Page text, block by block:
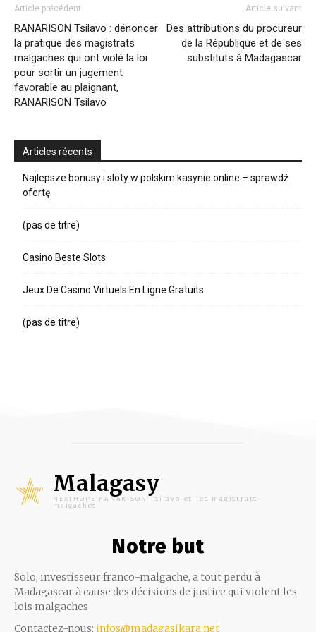
Article précédent
RANARISON Tsilavo : dénoncer
la pratique des magistrats
malgaches qui ont violé la loi
pour sortir un jugement
favorable au plaignant,
RANARISON Tsilavo
Article suivant
Des attributions du procureur
de la République et de ses
substituts à Madagascar
Articles récents
Najlepsze bonusy i sloty w polskim kasynie online – sprawdź
ofertę
(pas de titre)
Casino Beste Slots
Jeux De Casino Virtuels En Ligne Gratuits
(pas de titre)
Malagasy
NEXTHOPE RANARISON Tsilavo et les magistrats
malgaches
Notre but
Solo, investisseur franco-malgache, a tout perdu à
Madagascar à cause des décisions de justice qui violent les
lois malgaches
Contactez-nous: infos@madagasikara.net